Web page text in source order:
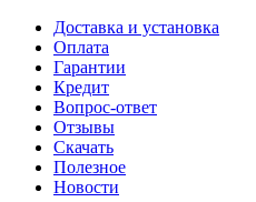
Доставка и установка
Оплата
Гарантии
Кредит
Вопрос-ответ
Отзывы
Скачать
Полезное
Новости